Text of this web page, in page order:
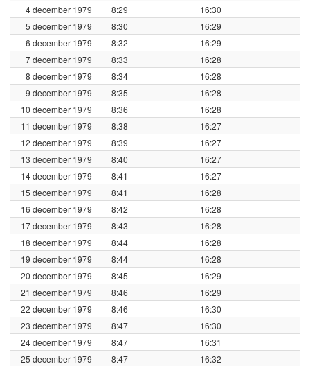
4 december 1979
8:29
16:30
5 december 1979
8:30
16:29
6 december 1979
8:32
16:29
7 december 1979
8:33
16:28
8 december 1979
8:34
16:28
9 december 1979
8:35
16:28
10 december 1979
8:36
16:28
11 december 1979
8:38
16:27
12 december 1979
8:39
16:27
13 december 1979
8:40
16:27
14 december 1979
8:41
16:27
15 december 1979
8:41
16:28
16 december 1979
8:42
16:28
17 december 1979
8:43
16:28
18 december 1979
8:44
16:28
19 december 1979
8:44
16:28
20 december 1979
8:45
16:29
21 december 1979
8:46
16:29
22 december 1979
8:46
16:30
23 december 1979
8:47
16:30
24 december 1979
8:47
16:31
25 december 1979
8:47 16:32